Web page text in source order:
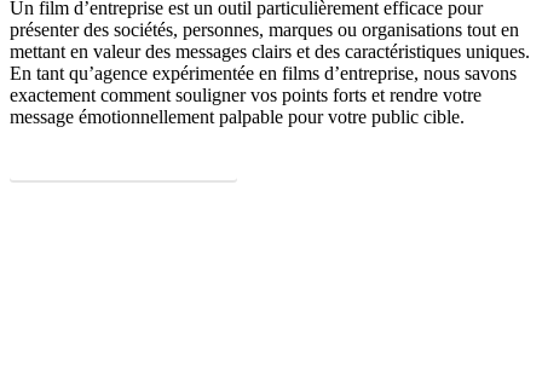
Un film d’entreprise est un outil particulièrement efficace pour
présenter des sociétés, personnes, marques ou organisations tout en
mettant en valeur des messages clairs et des caractéristiques uniques.
En tant qu’agence expérimentée en films d’entreprise, nous savons
exactement comment souligner vos points forts et rendre votre
message émotionnellement palpable pour votre public cible.